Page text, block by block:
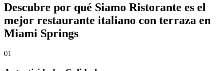
Descubre por qué Siamo Ristorante es el
mejor restaurante italiano con terraza en
Miami Springs
01